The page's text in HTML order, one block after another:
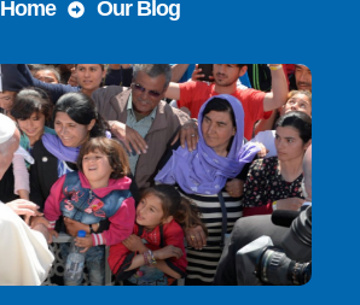
Home Our Blog